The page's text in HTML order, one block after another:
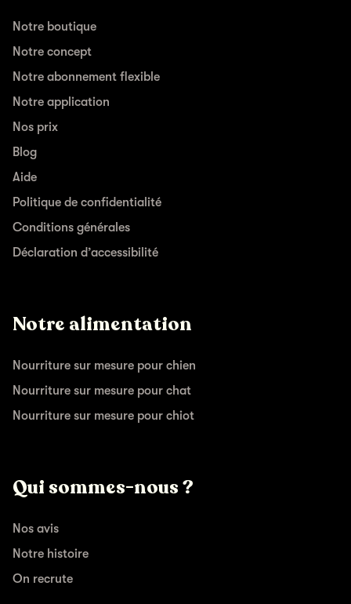
Notre boutique
Notre concept
Notre abonnement flexible
Notre application
Nos prix
Blog
Aide
Politique de confidentialité
Conditions générales
Déclaration d’accessibilité
Notre alimentation
Nourriture sur mesure pour chien
Nourriture sur mesure pour chat
Nourriture sur mesure pour chiot
Qui sommes-nous ?
Nos avis
Notre histoire
On recrute